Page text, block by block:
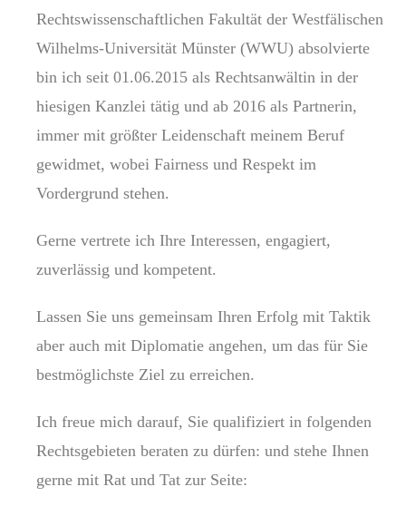
Rechtswissenschaftlichen Fakultät der Westfälischen
Wilhelms-Universität Münster (WWU) absolvierte
bin ich seit 01.06.2015 als Rechtsanwältin in der
hiesigen Kanzlei tätig und ab 2016 als Partnerin,
immer mit größter Leidenschaft meinem Beruf
gewidmet, wobei Fairness und Respekt im
Vordergrund stehen.
Gerne vertrete ich Ihre Interessen, engagiert,
zuverlässig und kompetent.
Lassen Sie uns gemeinsam Ihren Erfolg mit Taktik
aber auch mit Diplomatie angehen, um das für Sie
bestmöglichste Ziel zu erreichen.
Ich freue mich darauf, Sie qualifiziert in folgenden
Rechtsgebieten beraten zu dürfen: und stehe Ihnen
gerne mit Rat und Tat zur Seite: